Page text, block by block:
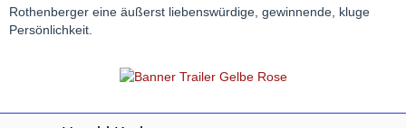
Rothenberger eine äußerst liebenswürdige, gewinnende, kluge
Persönlichkeit.